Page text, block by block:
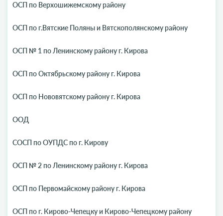
ОСП по Верхошижемскому району
ОСП по г.Вятские Поляны и Вятскополянскому району
ОСП № 1 по Ленинскому району г. Кирова
ОСП по Октябрьскому району г. Кирова
ОСП по Нововятскому району г. Кирова
ООД
СОСП по ОУПДС по г. Кирову
ОСП № 2 по Ленинскому району г. Кирова
ОСП по Первомайскому району г. Кирова
ОСП по г. Кирово-Чепецку и Кирово-Чепецкому району